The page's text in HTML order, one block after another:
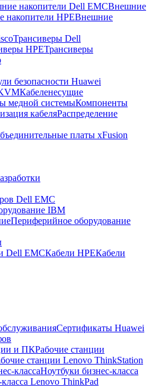
накопители Dell EMCВнешние
накопители HPEВнешние
Трансиверы Dell
HPEТрансиверы
безопасности Huawei
Кабеленесущие
медной системыКомпоненты
кабеляРаспределение
платы xFusion
Dell EMC
IBM
Периферийное оборудование
Dell EMCКабели HPEКабели
Сертификаты Huawei
и ПКРабочие станции
станции Lenovo ThinkStation
классаНоутбуки бизнес-класса
Lenovo ThinkPad